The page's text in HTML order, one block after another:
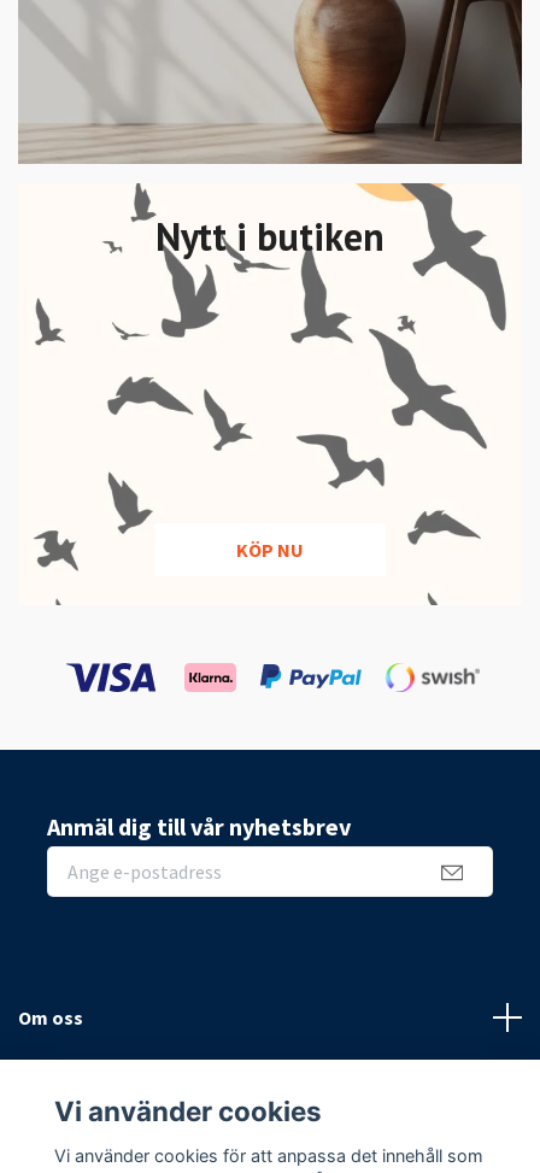
Nytt i butiken
KÖP NU
Anmäl dig till vår nyhetsbrev
Om oss
Sociala medier
Vi använder cookies
Vi använder cookies för att anpassa det innehåll som